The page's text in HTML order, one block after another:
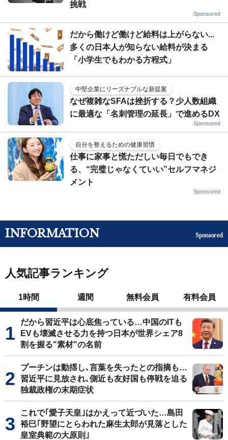
挑戦
Sponsored
だから働けど働けど給料は上がらない...
多くの日本人が知らない給料が決まる
「小学生でもわかる方程式」
中堅企業にリーズナブルな新提案
なぜ複雑なSFAは挫折する？少人数組織
に最適な「名刺管理の延長」で進めるDX
Sponsored
自分を整えるための健康習慣
仕事に家事と慌ただしい毎日でもでき
る、“完璧じゃなくていい”セルフマネジ
メント
Sponsored
INFORMATION Sponsored
人気記事ランキング
1時間 週間 無料会員 有料会員
だから習近平は心底焦っている…中国のITも
EVも壊滅させる力を持つ日本が世界シェア8
割を握る"素材"の名前
プーチンは動揺し､言葉を失ったとの指摘も…
習近平に見放され､側近も友好国も停戦を迫る
独裁政権の末期症状
これで｢愛子天皇｣はかえって近づいた…島田
裕巳｢野望にとらわれた麻生太郎が見落とした
皇室典範の大原則｣